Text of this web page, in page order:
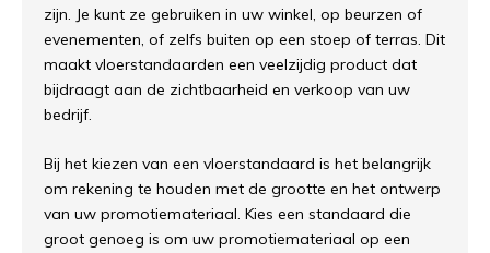
zijn. Je kunt ze gebruiken in uw winkel, op beurzen of
evenementen, of zelfs buiten op een stoep of terras. Dit
maakt vloerstandaarden een veelzijdig product dat
bijdraagt aan de zichtbaarheid en verkoop van uw
bedrijf.
Bij het kiezen van een vloerstandaard is het belangrijk
om rekening te houden met de grootte en het ontwerp
van uw promotiemateriaal. Kies een standaard die
groot genoeg is om uw promotiemateriaal op een